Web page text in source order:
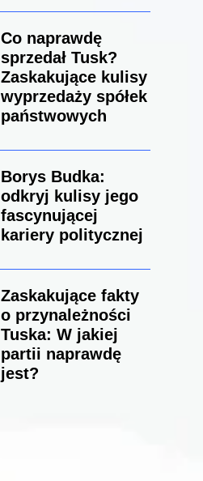
Co naprawdę
sprzedał Tusk?
Zaskakujące kulisy
wyprzedaży spółek
państwowych
Borys Budka:
odkryj kulisy jego
fascynującej
kariery politycznej
Zaskakujące fakty
o przynależności
Tuska: W jakiej
partii naprawdę
jest?